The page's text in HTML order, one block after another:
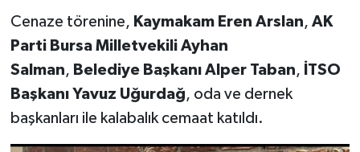
Cenaze törenine, Kaymakam Eren Arslan, AK
Parti Bursa Milletvekili Ayhan
Salman, Belediye Başkanı Alper Taban, İTSO
Başkanı Yavuz Uğurdağ, oda ve dernek
başkanları ile kalabalık cemaat katıldı.